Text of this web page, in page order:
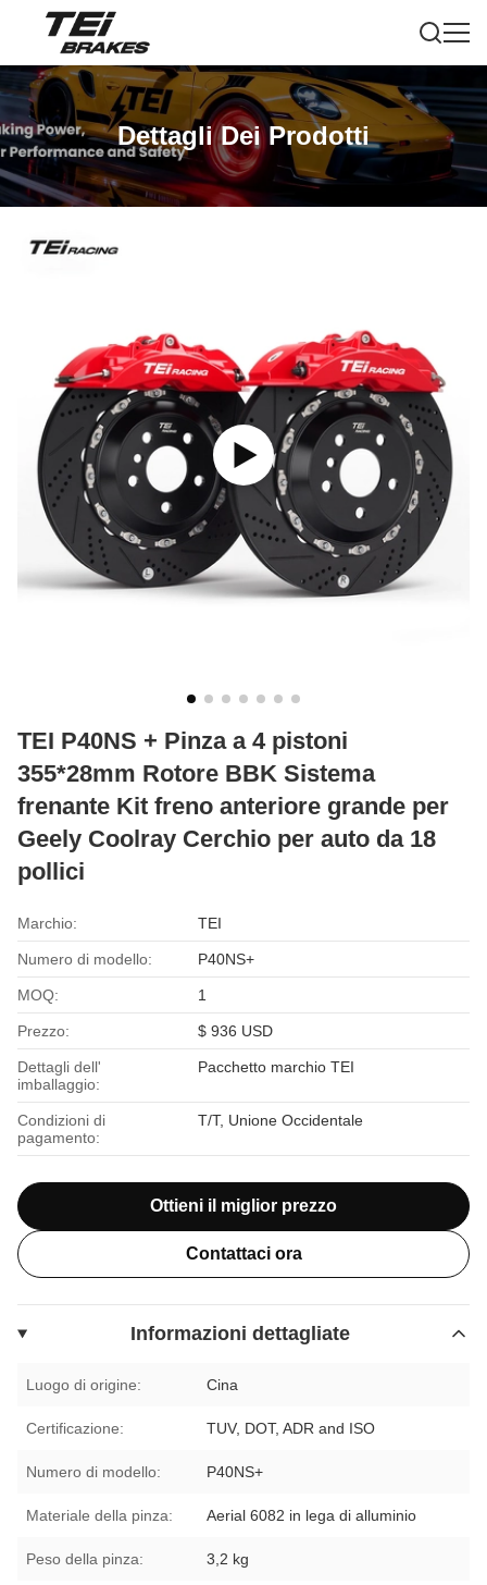
Dettagli Dei Prodotti
TEI P40NS + Pinza a 4 pistoni
355*28mm Rotore BBK Sistema
frenante Kit freno anteriore grande per
Geely Coolray Cerchio per auto da 18
pollici
Marchio: TEI
Numero di modello: P40NS+
MOQ: 1
Prezzo: $ 936 USD
Dettagli dell'
imballaggio:
Pacchetto marchio TEI
Condizioni di
pagamento:
T/T, Unione Occidentale
Ottieni il miglior prezzo
Contattaci ora
Informazioni dettagliate
Luogo di origine: Cina
Certificazione: TUV, DOT, ADR and ISO
Numero di modello: P40NS+
Materiale della pinza: Aerial 6082 in lega di alluminio
Peso della pinza: 3,2 kg